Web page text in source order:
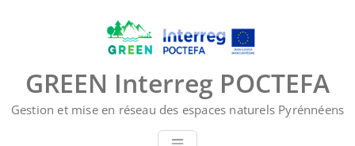
GREEN Interreg POCTEFA
Gestion et mise en réseau des espaces naturels Pyrénnéens